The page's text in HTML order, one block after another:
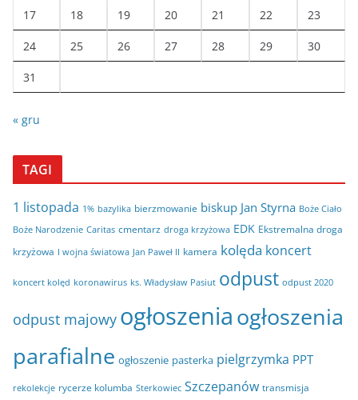
17 18 19 20 21 22 23
24 25 26 27 28 29 30
31
« gru
TAGI
1 listopada 1% bazylika bierzmowanie biskup Jan Styrna Boże Ciało
Boże Narodzenie Caritas cmentarz droga krzyżowa EDK Ekstremalna droga
krzyżowa I wojna światowa Jan Paweł II kamera kolęda koncert
koncert kolęd koronawirus ks. Władysław Pasiut odpust odpust 2020
odpust majowy ogłoszeniaogłoszenia
parafialne ogłoszenie pasterka pielgrzymka PPT
rekolekcje rycerze kolumba Sterkowiec Szczepanów transmisja